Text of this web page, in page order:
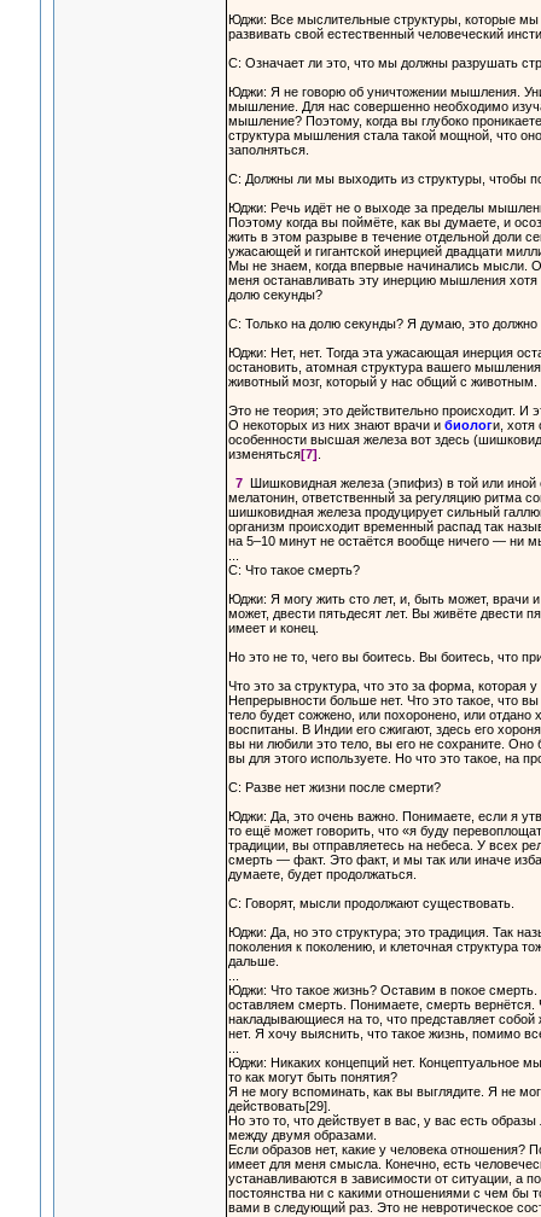
Юджи: Все мыслительные структуры, которые мы
развивать свой естественный человеческий
С: Означает ли это, что мы должны разрушать
Юджи: Я не говорю об уничтожении мышления.
мышление. Для нас совершенно необходимо
мышление? Поэтому, когда вы глубоко
структура мышления стала такой мощной, что
заполняться.
С: Должны ли мы выходить из структуры, чтобы
Юджи: Речь идёт не о выходе за пределы
Поэтому когда вы поймёте, как вы думаете, и
жить в этом разрыве в течение отдельной доли
ужасающей и гигантской инерцией двадцати
Мы не знаем, когда впервые начинались мысли.
меня останавливать эту инерцию мышления хотя
долю секунды?
С: Только на долю секунды? Я думаю, это должно
Юджи: Нет, нет. Тогда эта ужасающая инерция
остановить, атомная структура вашего
животный мозг, который у нас общий с животным.
Это не теория; это действительно происходит. И
О некоторых из них знают врачи и биологи, хотя
особенности высшая железа вот здесь
изменяться[7]
7Шишковидная железа (эпифиз) в той или иной
мелатонин, ответственный за регуляцию ритма
шишковидная железа продуцирует сильный
организм происходит временный распад так
на 5–10 минут не остаётся вообще ничего — ни
С: Что такое смерть?
Юджи: Я могу жить сто лет, и, быть может, врачи
может, двести пятьдесят лет. Вы живёте двести
имеет и конец.
Но это не то, чего вы боитесь. Вы боитесь, что
Что это за структура, что это за форма,
Непрерывности больше нет. Что это такое, что
тело будет сожжено, или похоронено, или отдано
воспитаны. В Индии его сжигают, здесь его
вы ни любили это тело, вы его не сохраните. Оно
вы для этого используете. Но что это такое, на
С: Разве нет жизни после смерти?
Юджи: Да, это очень важно. Понимаете, если я
то ещё может говорить, что «я буду
традиции, вы отправляетесь на небеса. У всех
смерть — факт. Это факт, и мы так или иначе
думаете, будет продолжаться.
С: Говорят, мысли продолжают существовать.
Юджи: Да, но это структура; это традиция. Так
поколения к поколению, и клеточная структура
дальше.
Юджи: Что такое жизнь? Оставим в покое
оставляем смерть. Понимаете, смерть вернётся.
накладывающиеся на то, что представляет
нет. Я хочу выяснить, что такое жизнь, помимо
Юджи: Никаких концепций нет. Концептуальное
то как могут быть понятия?
Я не могу вспоминать, как вы выглядите. Я не
действовать[29].
Но это то, что действует в вас, у вас есть
между двумя образами.
Если образов нет, какие у человека
имеет для меня смысла. Конечно, есть
устанавливаются в зависимости от ситуации, а
постоянства ни с какими отношениями с чем бы
вами в следующий раз. Это не невротическое